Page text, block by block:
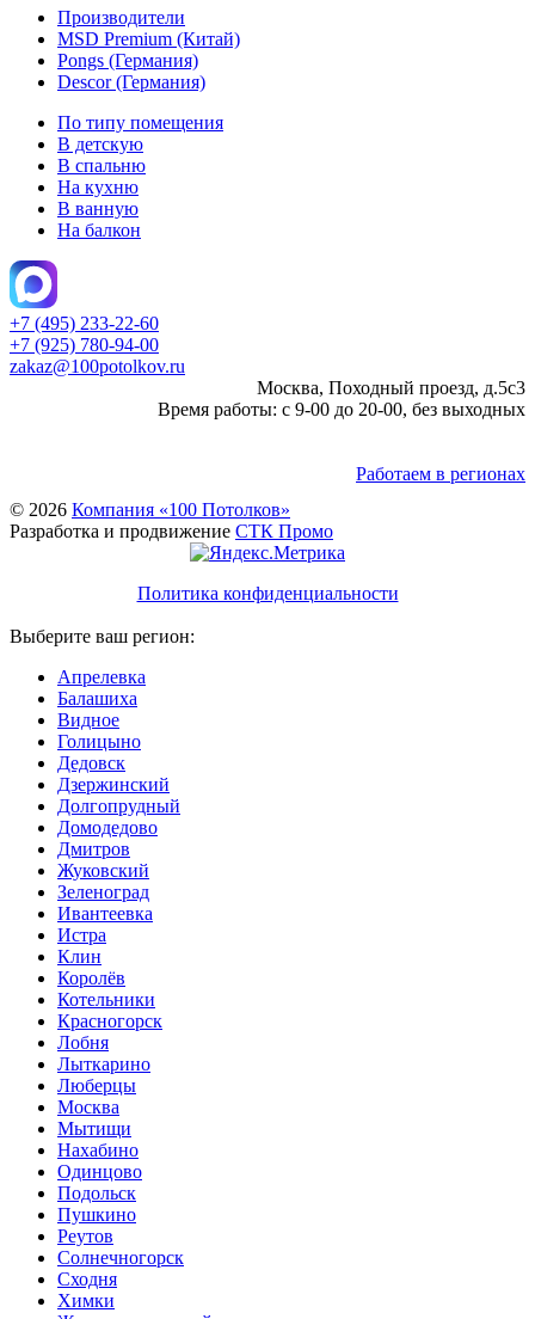
Производители
MSD Premium (Китай)
Pongs (Германия)
Descor (Германия)
По типу помещения
В детскую
В спальню
На кухню
В ванную
На балкон
+7 (495) 233-22-60
+7 (925) 780-94-00
zakaz@100potolkov.ru
Москва, Походный проезд, д.5c3
Время работы: с 9-00 до 20-00, без выходных
Работаем в регионах
© 2026 Компания «100 Потолков»
Разработка и продвижение СТК Промо
Политика конфиденциальности
Выберите ваш регион:
Апрелевка
Балашиха
Видное
Голицыно
Дедовск
Дзержинский
Долгопрудный
Домодедово
Дмитров
Жуковский
Зеленоград
Ивантеевка
Истра
Клин
Королёв
Котельники
Красногорск
Лобня
Лыткарино
Люберцы
Мoсква
Мытищи
Нахабино
Одинцово
Подольск
Пушкино
Реутов
Солнечногорск
Сходня
Химки